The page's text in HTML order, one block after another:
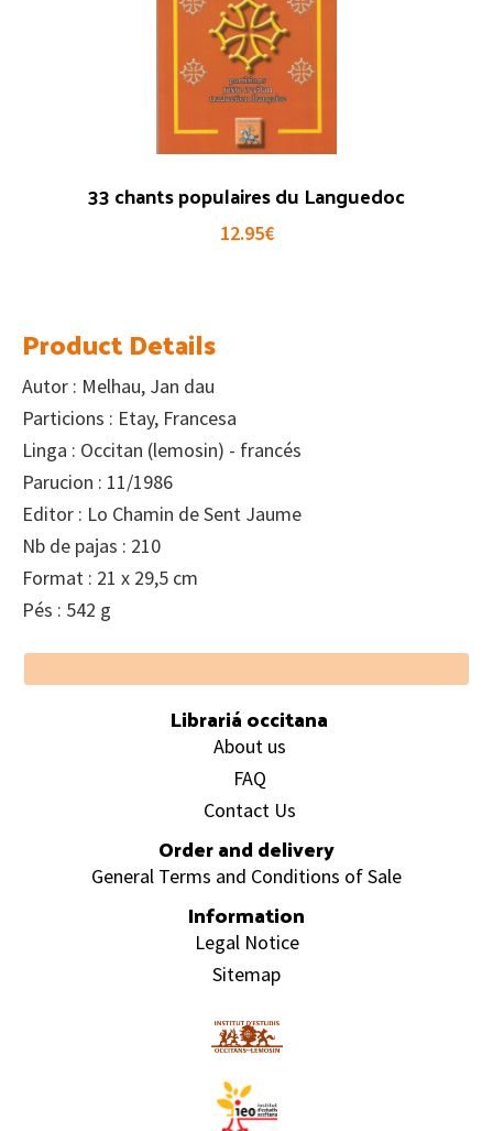
33 chants populaires du Languedoc
12.95€
Product Details
Autor : Melhau, Jan dau
Particions : Etay, Francesa
Linga : Occitan (lemosin) - francés
Parucion : 11/1986
Editor : Lo Chamin de Sent Jaume
Nb de pajas : 210
Format : 21 x 29,5 cm
Pés : 542 g
Footer
Librariá occitana
About us
FAQ
Contact Us
Order and delivery
General Terms and Conditions of Sale
Information
Legal Notice
Sitemap